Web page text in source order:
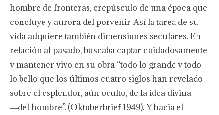
hombre de fronteras, crepúsculo de una época que
concluye y aurora del porvenir. Así la tarea de su
vida adquiere también dimensiones seculares. En
relación al pasado, buscaba captar cuidadosamente
y mantener vivo en su obra “todo lo grande y todo
lo bello que los últimos cuatro siglos han revelado
sobre el esplendor, aún oculto, de la idea divina
―del hombre”. (Oktoberbrief 1949). Y hacia el